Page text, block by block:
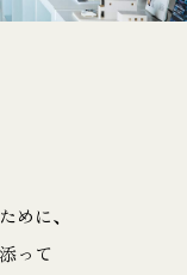
めに、
って